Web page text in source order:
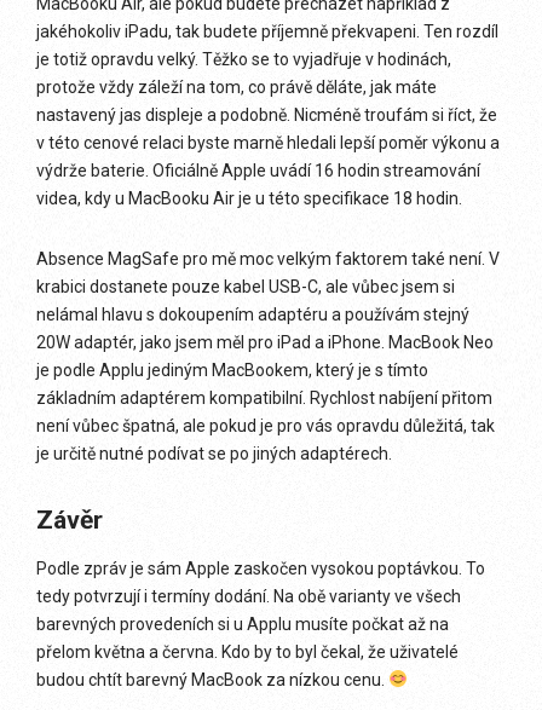
jakéhokoliv iPadu, tak budete příjemně překvapeni. Ten rozdíl
je totiž opravdu velký. Těžko se to vyjadřuje v hodinách,
protože vždy záleží na tom, co právě děláte, jak máte
nastavený jas displeje a podobně. Nicméně troufám si říct, že
v této cenové relaci byste marně hledali lepší poměr výkonu a
výdrže baterie. Oficiálně Apple uvádí 16 hodin streamování
videa, kdy u MacBooku Air je u této specifikace 18 hodin.
Absence MagSafe pro mě moc velkým faktorem také není. V
krabici dostanete pouze kabel USB-C, ale vůbec jsem si
nelámal hlavu s dokoupením adaptéru a používám stejný
20W adaptér, jako jsem měl pro iPad a iPhone. MacBook Neo
je podle Applu jediným MacBookem, který je s tímto
základním adaptérem kompatibilní. Rychlost nabíjení přitom
není vůbec špatná, ale pokud je pro vás opravdu důležitá, tak
je určitě nutné podívat se po jiných adaptérech.
Závěr
Podle zpráv je sám Apple zaskočen vysokou poptávkou. To
tedy potvrzují i termíny dodání. Na obě varianty ve všech
barevných provedeních si u Applu musíte počkat až na
přelom května a června. Kdo by to byl čekal, že uživatelé
budou chtít barevný MacBook za nízkou cenu.